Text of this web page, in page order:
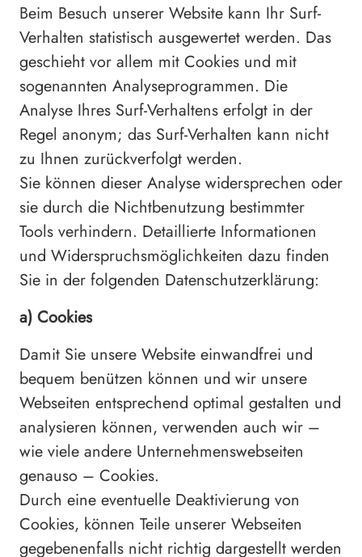
Beim Besuch unserer Website kann Ihr Surf-
Verhalten statistisch ausgewertet werden. Das
geschieht vor allem mit Cookies und mit
sogenannten Analyseprogrammen. Die
Analyse Ihres Surf-Verhaltens erfolgt in der
Regel anonym; das Surf-Verhalten kann nicht
zu Ihnen zurückverfolgt werden.
Sie können dieser Analyse widersprechen oder
sie durch die Nichtbenutzung bestimmter
Tools verhindern. Detaillierte Informationen
und Widerspruchsmöglichkeiten dazu finden
Sie in der folgenden Datenschutzerklärung:
a) Cookies
Damit Sie unsere Website einwandfrei und
bequem benützen können und wir unsere
Webseiten entsprechend optimal gestalten und
analysieren können, verwenden auch wir –
wie viele andere Unternehmenswebseiten
genauso – Cookies.
Durch eine eventuelle Deaktivierung von
Cookies, können Teile unserer Webseiten
gegebenenfalls nicht richtig dargestellt werden